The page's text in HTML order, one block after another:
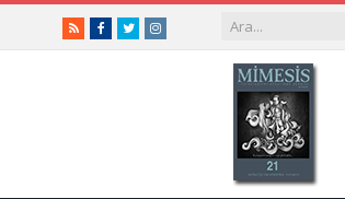
RSSFacebook
TwitterInstagram